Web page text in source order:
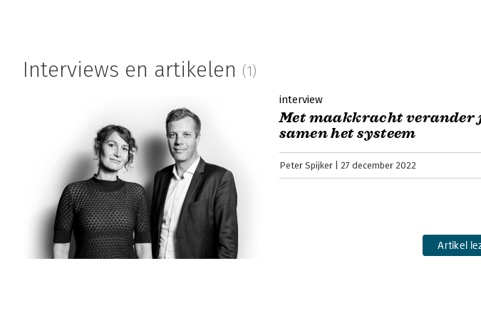
Interviews en artikelen (1)
interview
Met maakkracht verander
samen het systeem
Peter Spijker 27 december 2022
Artikel